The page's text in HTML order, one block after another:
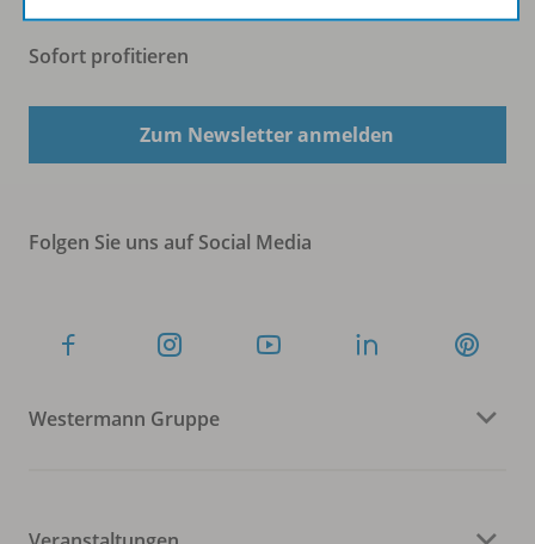
Sofort profitieren
Zum Newsletter anmelden
Folgen Sie uns auf Social Media
Westermann Gruppe